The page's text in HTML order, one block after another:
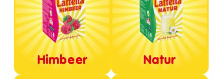
Himbeer Natur